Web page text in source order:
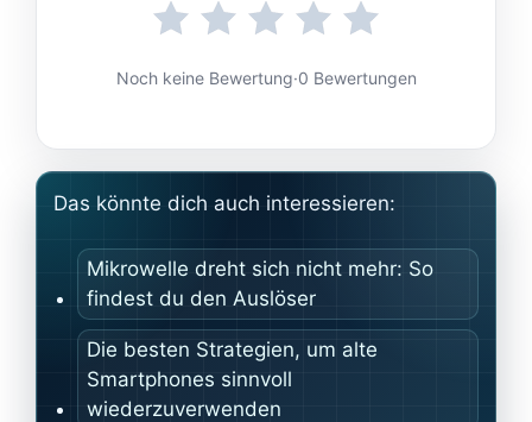
Noch keine Bewertung·0 Bewertungen
Das könnte dich auch interessieren:
Mikrowelle dreht sich nicht mehr: So
findest du den Auslöser
Die besten Strategien, um alte
Smartphones sinnvoll
wiederzuverwenden